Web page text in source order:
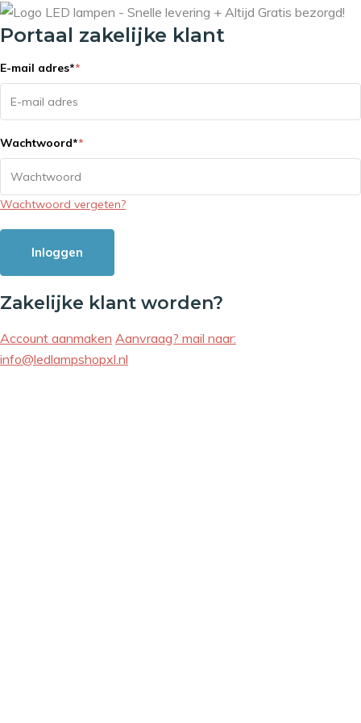
Portaal zakelijke klant
E-mail adres**
Wachtwoord**
Wachtwoord vergeten?
Inloggen
Zakelijke klant worden?
Account aanmaken Aanvraag? mail naar:
info@ledlampshopxl.nl